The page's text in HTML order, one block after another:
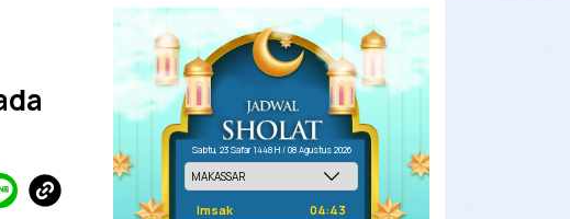
Sabtu, 23 Safar 1448 H / 08 Agustus 2026
Imsak 04:43